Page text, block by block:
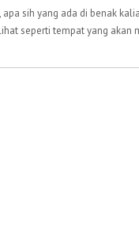
sih yang ada di benak
seperti tempat yang akan